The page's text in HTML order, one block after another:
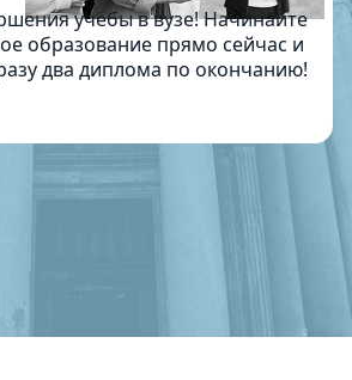
учёбы в вузе! Начинайте
образование прямо сейчас и
два диплома по окончанию!